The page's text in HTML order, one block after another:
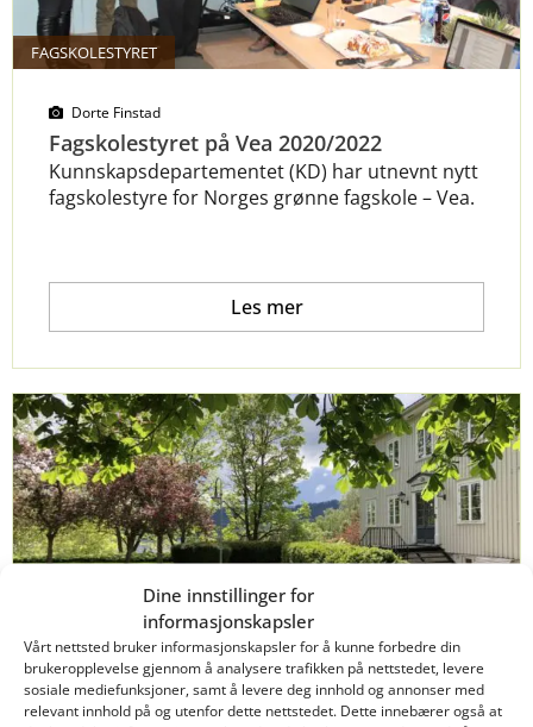
Dine innstillinger for
informasjonskapsler
Vårt nettsted bruker informasjonskapsler for å kunne forbedre din
brukeropplevelse gjennom å analysere trafikken på nettstedet, levere
sosiale mediefunksjoner, samt å levere deg innhold og annonser med
relevant innhold på og utenfor dette nettstedet. Dette innebærer også at
FAGSKOLESTYRET
Dorte Finstad
Fagskolestyret på Vea 2020/2022
Kunnskapsdepartementet (KD) har utnevnt nytt
fagskolestyre for Norges grønne fagskole – Vea.
Les mer
FAGSKOLESTYRET